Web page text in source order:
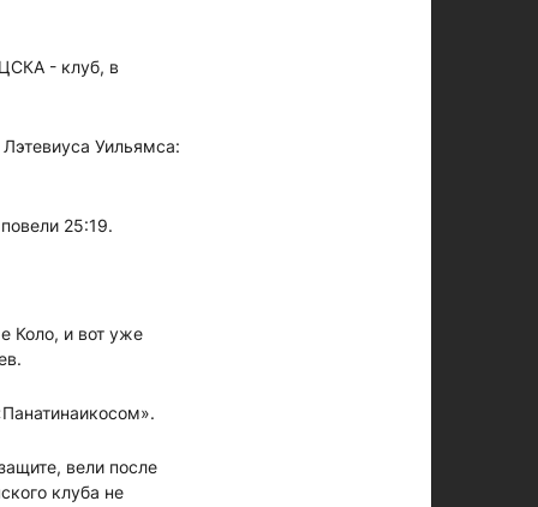
- клуб, в
Уильямса:
25:19.
Коло, и вот уже
вели после
клуба не